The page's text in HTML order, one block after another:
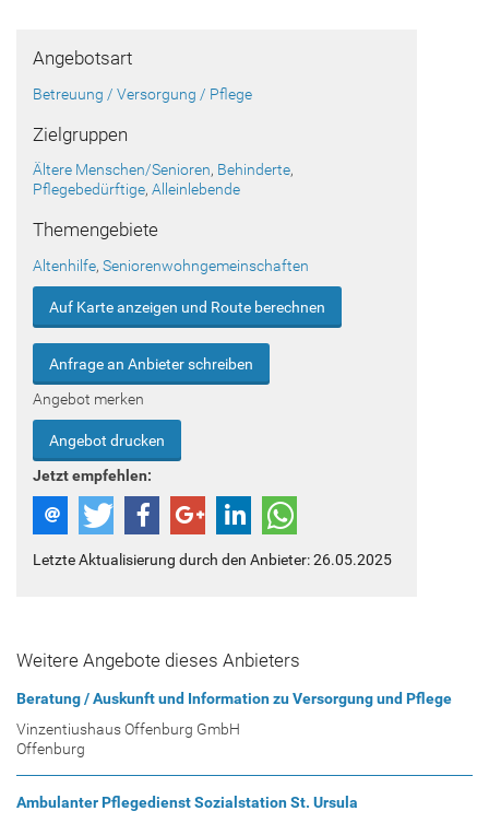
Angebotsart
Betreuung / Versorgung / Pflege
Zielgruppen
Ältere Menschen/Senioren, Behinderte,
Pflegebedürftige, Alleinlebende
Themengebiete
Altenhilfe, Seniorenwohngemeinschaften
Auf Karte anzeigen und Route berechnen
Anfrage an Anbieter schreiben
Angebot merken
Angebot drucken
Jetzt empfehlen:
Letzte Aktualisierung durch den Anbieter: 26.05.2025
Weitere Angebote dieses Anbieters
Beratung / Auskunft und Information zu Versorgung und Pflege
Vinzentiushaus Offenburg GmbH
Offenburg
Ambulanter Pflegedienst Sozialstation St. Ursula